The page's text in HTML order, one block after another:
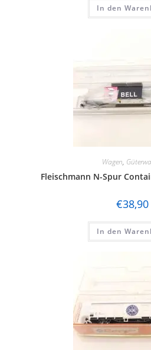
In den
Wagen,
Fleischmann N-Spur
€38,90
In den